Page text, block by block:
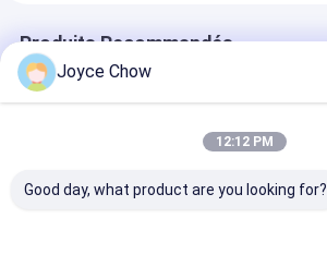
Produits Recommandés
Joyce Chow
12:12 PM
Good day, what product are you looking for?